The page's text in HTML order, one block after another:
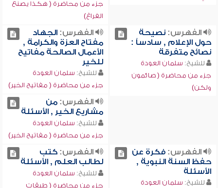
جزء من محاضرة ( هكذا يصنع
الفراغ)
الفهرس:نصيحة
حول الإعلام , سادساً :
نصائح متفرقة
للشيخ: سلمان العودة
جزء من محاضرة ( صائمون
ولكن)
الفهرس:الجهاد
مفتاح العزة والكرامة ,
الأعمال الصالحة مفاتيح
للخير
للشيخ: سلمان العودة
جزء من محاضرة ( مفاتيح الخير)
الفهرس:من
مشاريع الخير , الأسئلة
للشيخ: سلمان العودة
جزء من محاضرة ( مفاتيح الخير)
الفهرس:فكرة عن
حفظ السنة النبوية ,
الأسئلة
للشيخ: سلمان العودة
الفهرس:كتب
لطالب العلم , الأسئلة
للشيخ: سلمان العودة
جزء من محاضرة ( طبقات